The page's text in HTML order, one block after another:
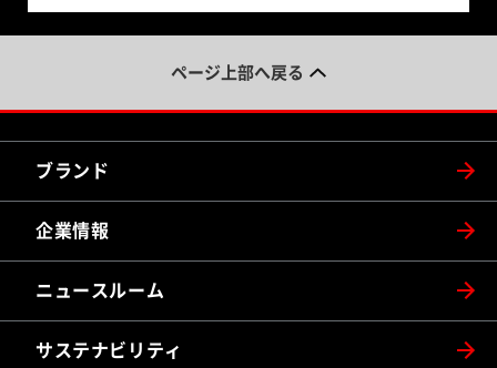
ページ上部へ戻る
ブランド
企業情報
ニュースルーム
サステナビリティ